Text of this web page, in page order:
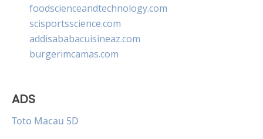
foodscienceandtechnology.com
scisportsscience.com
addisababacuisineaz.com
burgerimcamas.com
ADS
Toto Macau 5D